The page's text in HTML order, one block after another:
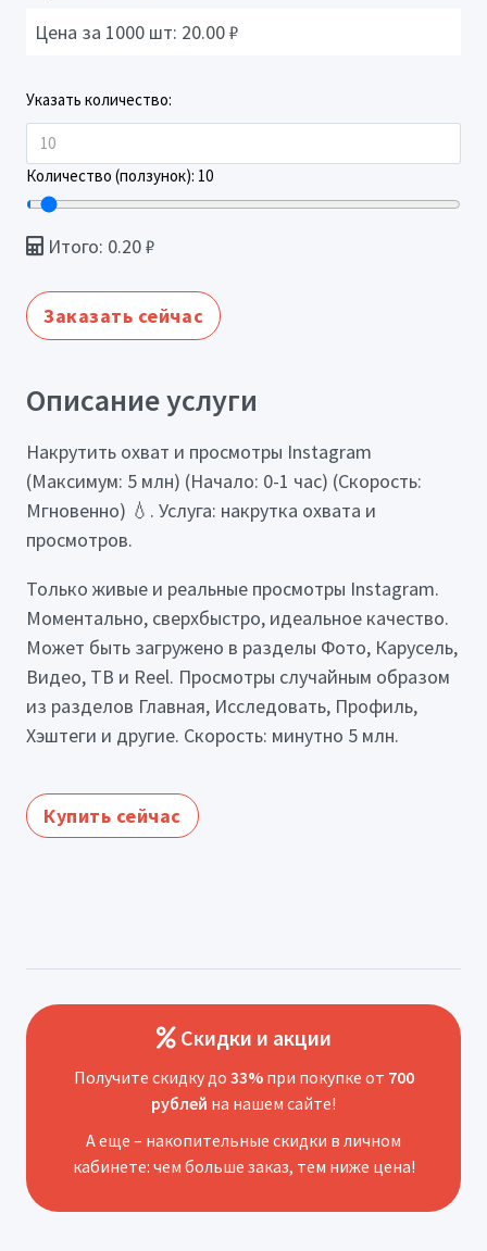
Цена за 1000 шт: 20.00₽
Указать количество:
Количество (ползунок): 10
Итого: 0.20₽
Заказать сейчас
Описание услуги
Накрутить охват и просмотры Instagram
(Максимум: 5 млн) (Начало: 0-1 час) (Скорость:
Мгновенно) 💧. Услуга: накрутка охвата и
просмотров.
Только живые и реальные просмотры Instagram.
Моментально, сверхбыстро, идеальное качество.
Может быть загружено в разделы Фото, Карусель,
Видео, ТВ и Reel. Просмотры случайным образом
из разделов Главная, Исследовать, Профиль,
Хэштеги и другие. Скорость: минутно 5 млн.
Купить сейчас
Скидки и акции
Получите скидку до 33%при покупке от 700
рублей на нашем сайте!
А еще – накопительные скидки в личном
кабинете: чем больше заказ, тем ниже цена!